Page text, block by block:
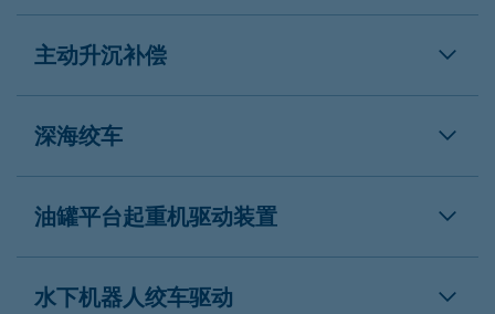
主动升沉补偿
深海绞车
油罐平台起重机驱动装置
水下机器人绞车驱动